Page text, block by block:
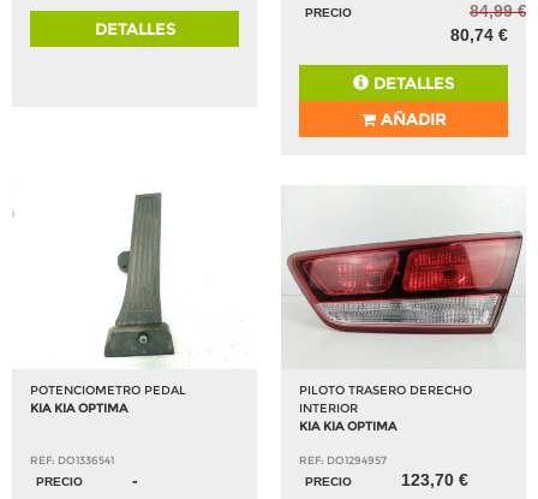
DETALLES
PRECIO
84,99 €
80,74 €
DETALLES
AÑADIR
POTENCIOMETRO PEDAL
KIA KIA OPTIMA
REF: DO1336541
PRECIO
-
PILOTO TRASERO DERECHO
INTERIOR
KIA KIA OPTIMA
REF: DO1294957
PRECIO
123,70 €